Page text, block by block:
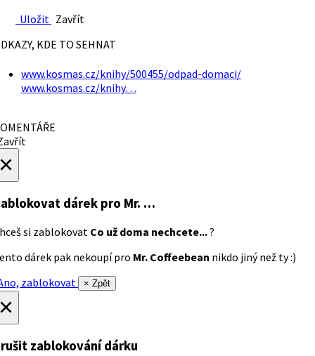
Uložit Zavřít
KDE TO SEHNAT
www.kosmas.cz/knihy/500455/odpad-domaci/
www.kosmas.cz/knihy…
dárek pro Mr. …
si zablokovat Co už doma nechcete...?
dárek pak nekoupí pro Mr. Coffeebean nikdo jiný než ty :)
zablokovat
× Zpět
zablokování dárku